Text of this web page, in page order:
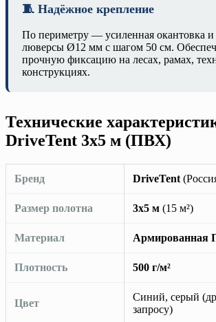
🧵 Надёжное крепление
По периметру — усиленная окантовка и
люверсы Ø12 мм с шагом 50 см.
прочную фиксацию на лесах, рамах,
конструкциях.
Технические
DriveTent 3х5 м (ПВХ)
Бренд DriveTent
Размер полотна 3х5 м (15 м²)
Материал Армированная
Плотность 500 г/м²
Цвет
Синий, серый
запросу)